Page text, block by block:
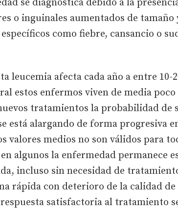
se diagnostica debido a la
o inguinales aumentados de
como fiebre, cansancio o
leucemia afecta cada año a entre 10-
estos enfermos viven de media poco
tratamientos la probabilidad de
está alargando de forma progresiva
valores medios no son válidos para
algunos la enfermedad permanece
incluso sin necesidad de
rápida con deterioro de la calidad
satisfactoria al tratamiento